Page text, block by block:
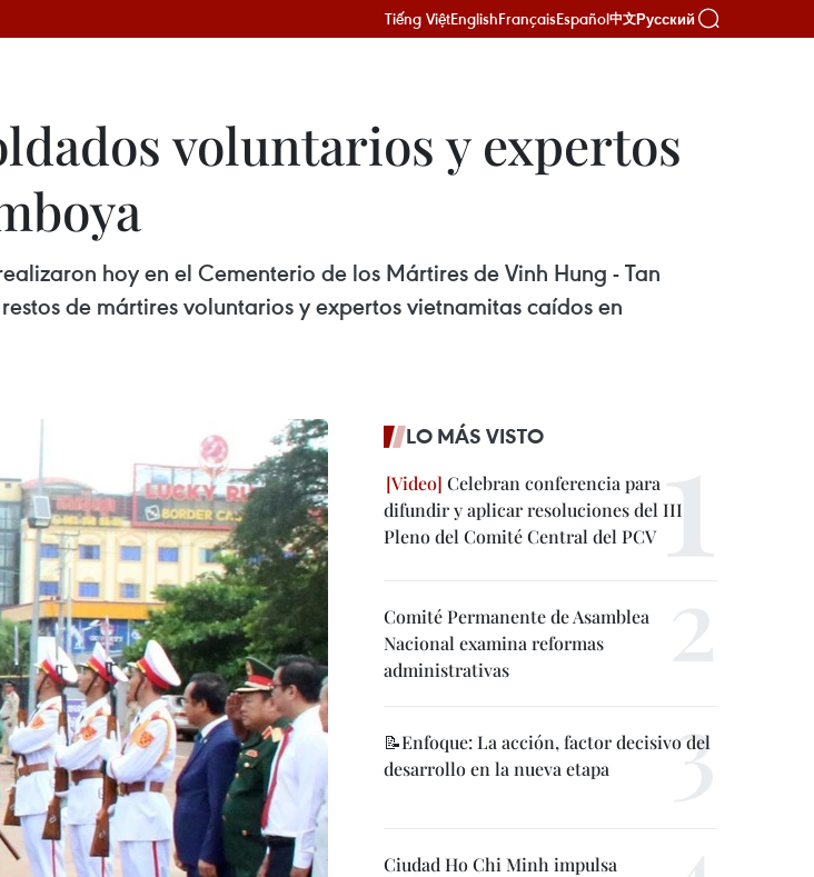
Tiếng ViệtEnglishFrançaisEspañol中文Русский
voluntarios y expertos
hoy en el Cementerio de los Mártires de Vinh Hung - Tan
de mártires voluntarios y expertos vietnamitas caídos en
LO MÁS VISTO
Celebran conferencia para
difundir y aplicar resoluciones del III
Pleno del Comité Central del PCV
Comité Permanente de Asamblea
Nacional examina reformas
administrativas
📝Enfoque: La acción, factor decisivo del
desarrollo en la nueva etapa
Ciudad Ho Chi Minh impulsa